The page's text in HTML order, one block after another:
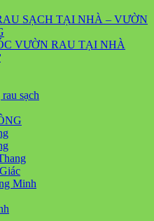
SẠCH TẠI NHÀ – VƯỜN
VƯỜN RAU TẠI NHÀ
sạch
Minh